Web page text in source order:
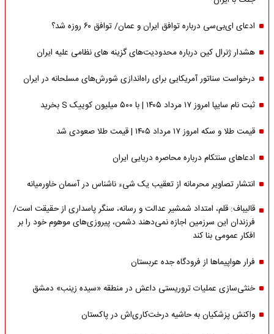
ادعای ای‌بی‌سی درباره توافق ایران و عمان/ توافق ۶۰ روزه شد؟
هشدار ژنرال کین درباره محدودیت‌های گزینه های نظامی علیه ایران
درخواست سناتور آمریکایی برای راه‌اندازی شورش‌های مسلحانه در ایران
ثبت نام سایپا امروز ۱۷ مرداد ۱۴۰۵ | با ۵۰۰ میلیون کوییک S بخرید
قیمت طلا و سکه امروز ۱۷ مرداد ۱۴۰۵ | قیمت طلا صعودی شد
ادعاهای سنتکام درباره محاصره دریایی ایران
انتشار تصاویر محرمانه از تعقیب یک شیء ناشناس در آسمان خاورمیانه
قالیباف: قلم، امتداد شمشیر عدالت و رسانه، سنگر پاسداری از حقیقت است/
فرزندان این سرزمین اجازه نمی‌دهند دشمن، پیروزی‌های موهوم خود را بر
افکار عمومی بنا کند
فرار هواپیماها از فرودگاه جده عربستان
خنثی‌سازی عملیات تروریستی داعش در منطقه «سیده زینب» دمشق
واکنش پزشکیان به حاشیه درخت‌کاری‌اش در پاکستان